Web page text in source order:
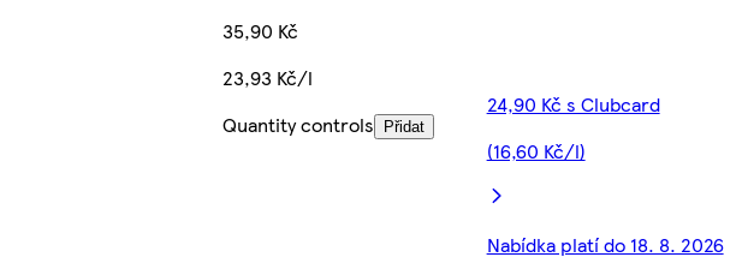
35,90 Kč
23,93 Kč/l
Quantity controls
Přidat
24,90 Kč s Clubcard
(16,60 Kč/l)
Nabídka platí do 18. 8. 2026